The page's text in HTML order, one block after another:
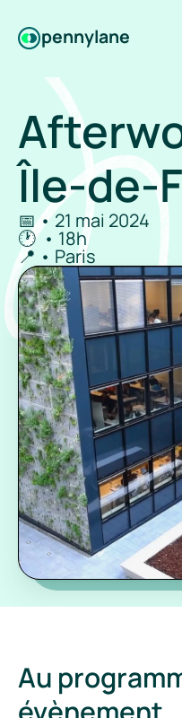
pennylane
Île-de-
📅 • 21 mai 2024
🕐  • 18h
📍 • Paris
Au